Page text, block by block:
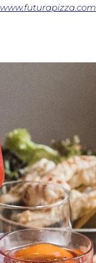
www.futurapizza.com